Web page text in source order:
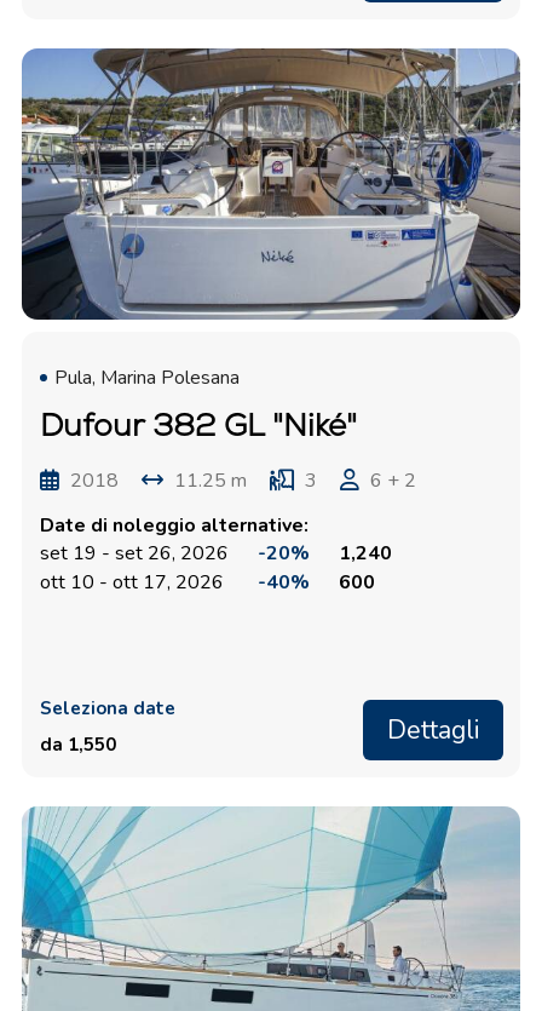
Pula, Marina Polesana
Dufour 382 GL "Niké"
2018 11.25 m 3
6 + 2
Date di noleggio alternative:
set 19 - set 26, 2026
-20%
1,240
ott 10 - ott 17, 2026
-40% 600
Seleziona date
da 1,550
Dettagli